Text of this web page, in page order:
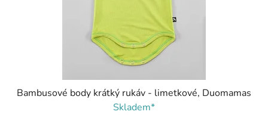
Bambusové body krátký rukáv - limetkové, Duomamas
Skladem*